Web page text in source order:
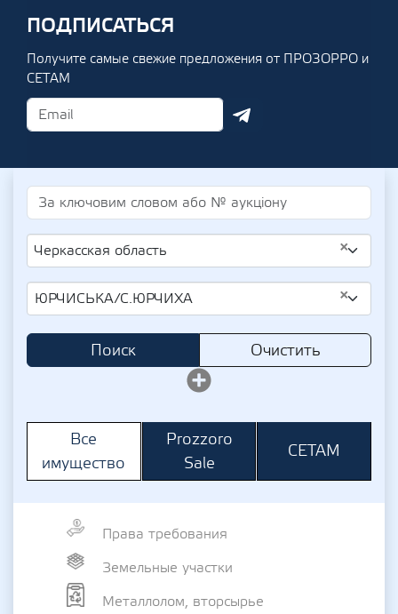
ПОДПИСАТЬСЯ
Получите самые свежие предложения от ПРОЗОРРО и
СЕТАМ
×
Черкасская область
×
ЮРЧИСЬКА/С.ЮРЧИХА
Поиск Очистить
Все
имущество
Prozzoro
Sale
СЕТАМ
Права требования
Земельные участки
Металлолом, вторсырье